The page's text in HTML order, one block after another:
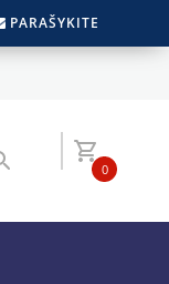
PARAŠYKITE
0